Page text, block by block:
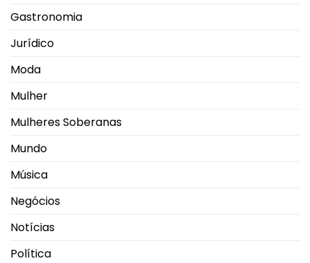
Gastronomia
Jurídico
Moda
Mulher
Mulheres Soberanas
Mundo
Música
Negócios
Notícias
Política